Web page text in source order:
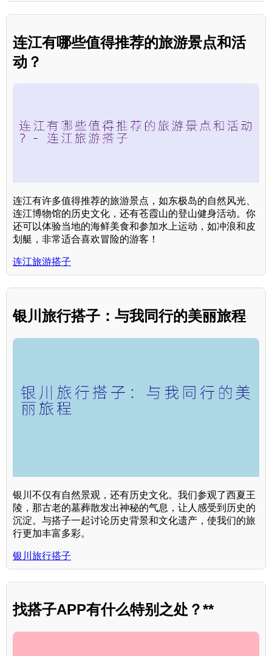
连江有哪些值得推荐的旅游景点和活
动？
连江有许多值得推荐的旅游景点，如东极岛的自然风光、
连江博物馆的历史文化，还有苍霞山的登山健身活动。你
还可以体验当地的海鲜美食和参加水上运动，如冲浪和皮
划艇，非常适合喜欢冒险的游客！
连江旅游搭子
银川旅行搭子：与我同行的美丽旅程
银川不仅有自然景观，还有历史文化。我们参观了西夏王
陵，那古老的墓葬散发出神秘的气息，让人感受到历史的
沉淀。与搭子一起讨论历史背景和文化遗产，使我们的旅
行更加丰富多彩。
银川旅行搭子
找搭子APP有什么特别之处？**